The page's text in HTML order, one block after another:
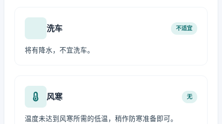
洗车 不适宜
将有降水，不宜洗车。
风寒 无
温度未达到风寒所需的低温，稍作防寒准备即可。